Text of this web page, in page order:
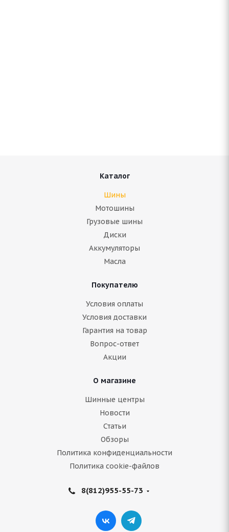
Bridgestone Blizzak Spike-02 235/60 R16 100T
Подробнее
Bridgestone Ice Cruiser 7000 235/60 R16 100T
Каталог
Шины
Мотошины
Грузовые шины
Диски
Аккумуляторы
Масла
Покупателю
Условия оплаты
Условия доставки
Гарантия на товар
Вопрос-ответ
Акции
О магазине
Шинные центры
Новости
Статьи
Обзоры
Политика конфиденциальности
Политика cookie-файлов
8(812)955-55-73